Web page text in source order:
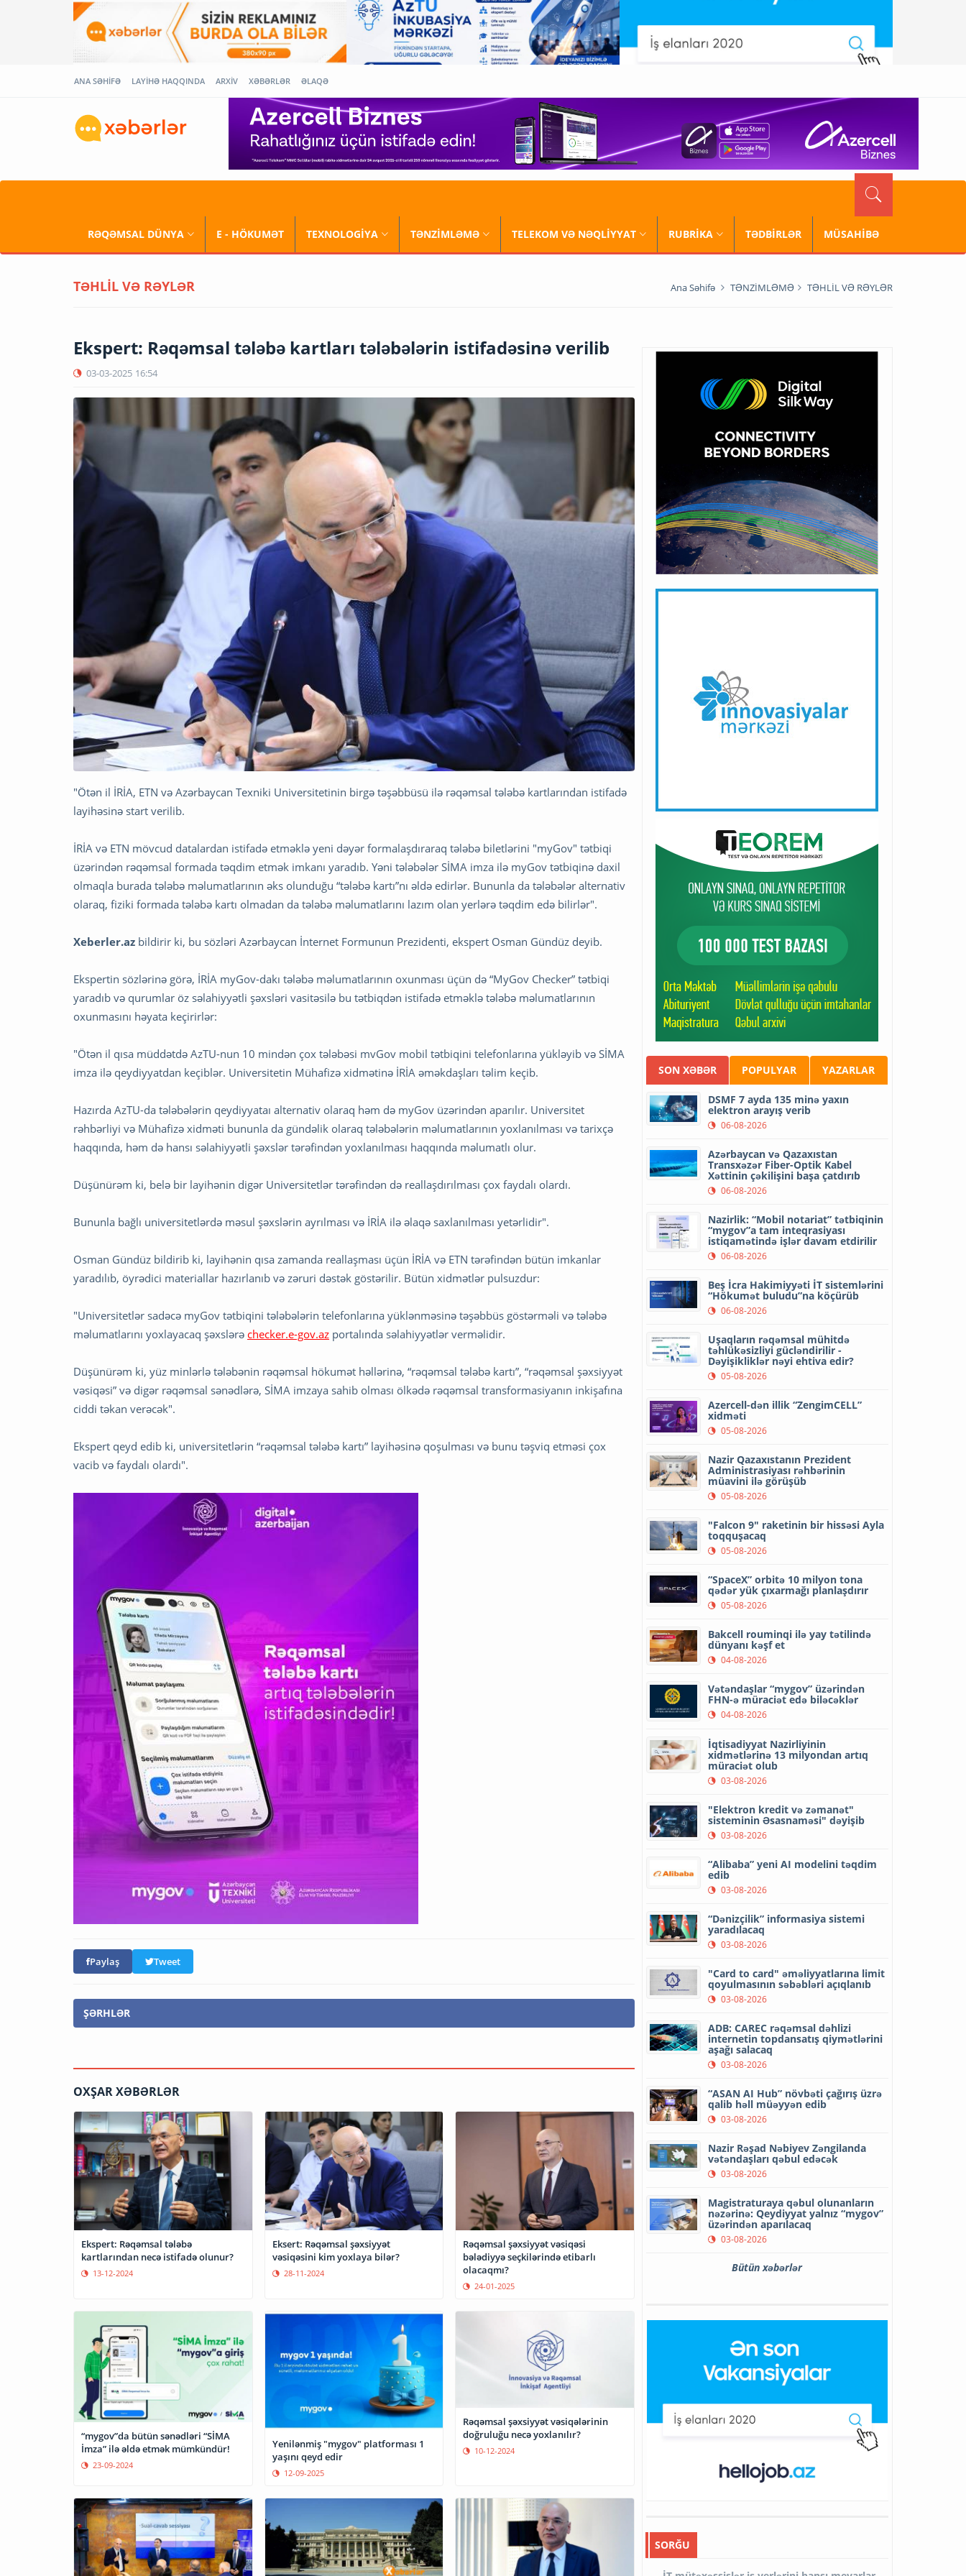
ANA SƏHİFƏ LAYİHƏ HAQQINDA ARXİV XƏBƏRLƏR ƏLAQƏ
RƏQƏMSAL DÜNYA E - HÖKUMƏT TEXNOLOGİYA TƏNZİMLƏMƏ TELEKOM VƏ NƏQLİYYAT RUBRİKA TƏDBİRLƏR MÜSAHİBƏ
TƏHLİL VƏ RƏYLƏR Ana Səhifə TƏNZİMLƏMƏ TƏHLİL VƏ RƏYLƏR
Ekspert: Rəqəmsal tələbə kartları tələbələrin istifadəsinə verilib
03-03-2025 16:54
"Ötən il İRİA, ETN və Azərbaycan Texniki Universitetinin birgə təşəbbüsü ilə rəqəmsal tələbə kartlarından istifadə
layihəsinə start verilib.
İRİA və ETN mövcud datalardan istifadə etməklə yeni dəyər formalaşdıraraq tələbə biletlərini "myGov" tətbiqi
üzərindən rəqəmsal formada təqdim etmək imkanı yaradıb. Yəni tələbələr SİMA imza ilə myGov tətbiqinə daxil
olmaqla burada tələbə məlumatlarının əks olunduğu “tələbə kartı”nı əldə edirlər. Bununla da tələbələr alternativ
olaraq, fiziki formada tələbə kartı olmadan da tələbə məlumatlarını lazım olan yerlərə təqdim edə bilirlər".
Xeberler.az bildirir ki, bu sözləri Azərbaycan İnternet Formunun Prezidenti, ekspert Osman Gündüz deyib.
Ekspertin sözlərinə görə, İRİA myGov-dakı tələbə məlumatlarının oxunması üçün də “MyGov Checker” tətbiqi
yaradıb və qurumlar öz səlahiyyətli şəxsləri vasitəsilə bu tətbiqdən istifadə etməklə tələbə məlumatlarının
oxunmasını həyata keçirirlər:
"Ötən il qısa müddətdə AzTU-nun 10 mindən çox tələbəsi mvGov mobil tətbiqini telefonlarına yükləyib və SİMA
imza ilə qeydiyyatdan keçiblər. Universitetin Mühafizə xidmətinə İRİA əməkdaşları təlim keçib.
Hazırda AzTU-da tələbələrin qeydiyyataı alternativ olaraq həm də myGov üzərindən aparılır. Universitet
rəhbərliyi və Mühafizə xidməti bununla da gündəlik olaraq tələbələrin məlumatlarının yoxlanılması və tarixçə
haqqında, həm də hansı səlahiyyətli şəxslər tərəfindən yoxlanılması haqqında məlumatlı olur.
Düşünürəm ki, belə bir layihənin digər Universitetlər tərəfindən də reallaşdırılması çox faydalı olardı.
Bununla bağlı universitetlərdə məsul şəxslərin ayrılması və İRİA ilə əlaqə saxlanılması yetərlidir".
Osman Gündüz bildirib ki, layihənin qısa zamanda reallaşması üçün İRİA və ETN tərəfindən bütün imkanlar
yaradılıb, öyrədici materiallar hazırlanıb və zəruri dəstək göstərilir. Bütün xidmətlər pulsuzdur:
"Universitetlər sadəcə myGov tətbiqini tələbələrin telefonlarına yüklənməsinə təşəbbüs göstərməli və tələbə
məlumatlarını yoxlayacaq şəxslərə checker.e-gov.az portalında səlahiyyətlər verməlidir.
Düşünürəm ki, yüz minlərlə tələbənin rəqəmsal hökumət həllərinə, “rəqəmsal tələbə kartı”, “rəqəmsal şəxsiyyət
vəsiqəsi” və digər rəqəmsal sənədlərə, SİMA imzaya sahib olması ölkədə rəqəmsal transformasiyanın inkişafına
ciddi təkan verəcək".
Ekspert qeyd edib ki, universitetlərin “rəqəmsal tələbə kartı” layihəsinə qoşulması və bunu təşviq etməsi çox
vacib və faydalı olardı".
Paylaş Tweet
ŞƏRHLƏR
OXŞAR XƏBƏRLƏR
Ekspert: Rəqəmsal tələbə
kartlarından necə istifadə olunur?
13-12-2024
Eksert: Rəqəmsal şəxsiyyət
vəsiqəsini kim yoxlaya bilər?
28-11-2024
Rəqəmsal şəxsiyyət vəsiqəsi
bələdiyyə seçkilərində etibarlı
olacaqmı?
24-01-2025
“mygov”da bütün sənədləri “SİMA
İmza” ilə əldə etmək mümkündür!
23-09-2024
Yenilənmiş "mygov" platforması 1
yaşını qeyd edir
12-09-2025
Rəqəmsal şəxsiyyət vəsiqələrinin
doğruluğu necə yoxlanılır?
10-12-2024
SON XƏBƏR POPULYAR YAZARLAR
DSMF 7 ayda 135 minə yaxın
elektron arayış verib
06-08-2026
Azərbaycan və Qazaxıstan
Transxəzər Fiber-Optik Kabel
Xəttinin çəkilişini başa çatdırıb
06-08-2026
Nazirlik: “Mobil notariat” tətbiqinin
“mygov”a tam inteqrasiyası
istiqamətində işlər davam etdirilir
06-08-2026
Beş İcra Hakimiyyəti İT sistemlərini
“Hökumət buludu”na köçürüb
06-08-2026
Uşaqların rəqəmsal mühitdə
təhlükəsizliyi gücləndirilir -
Dəyişikliklər nəyi ehtiva edir?
05-08-2026
Azercell-dən illik “ZengimCELL”
xidməti
05-08-2026
Nazir Qazaxıstanın Prezident
Administrasiyası rəhbərinin
müavini ilə görüşüb
05-08-2026
"Falcon 9" raketinin bir hissəsi Ayla
toqquşacaq
05-08-2026
“SpaceX” orbitə 10 milyon tona
qədər yük çıxarmağı planlaşdırır
05-08-2026
Bakcell rouminqi ilə yay tətilində
dünyanı kəşf et
04-08-2026
Vətəndaşlar “mygov” üzərindən
FHN-ə müraciət edə biləcəklər
04-08-2026
İqtisadiyyat Nazirliyinin
xidmətlərinə 13 milyondan artıq
müraciət olub
03-08-2026
"Elektron kredit və zəmanət"
sisteminin Əsasnaməsi" dəyişib
03-08-2026
“Alibaba” yeni AI modelini təqdim
edib
03-08-2026
“Dənizçilik” informasiya sistemi
yaradılacaq
03-08-2026
"Card to card" əməliyyatlarına limit
qoyulmasının səbəbləri açıqlanıb
03-08-2026
ADB: CAREC rəqəmsal dəhlizi
internetin topdansatış qiymətlərini
aşağı salacaq
03-08-2026
“ASAN AI Hub” növbəti çağırış üzrə
qalib həll müəyyən edib
03-08-2026
Nazir Rəşad Nəbiyev Zəngilanda
vətəndaşları qəbul edəcək
03-08-2026
Magistraturaya qəbul olunanların
nəzərinə: Qeydiyyat yalnız “mygov”
üzərindən aparılacaq
03-08-2026
Bütün xəbərlər
SORĞU